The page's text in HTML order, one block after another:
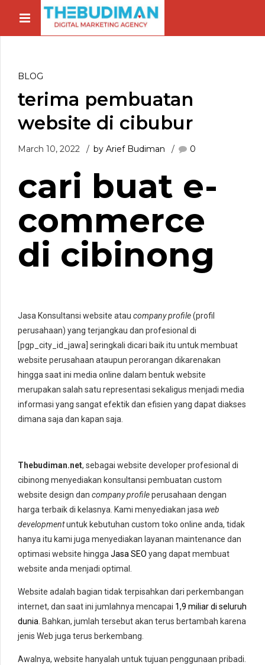
BLOG
terima pembuatan
website di cibubur
March 10, 2022 by Arief Budiman 0
cari buat e-
commerce
di cibinong
Jasa Konsultansi website atau company profile(profil
perusahaan) yang terjangkau dan profesional di
[pgp_city_id_jawa] seringkali dicari baik itu untuk membuat
website perusahaan ataupun perorangan dikarenakan
hingga saat ini media online dalam bentuk website
merupakan salah satu representasi sekaligus menjadi media
informasi yang sangat efektik dan efisien yang dapat diakses
dimana saja dan kapan saja.
Thebudiman.net, sebagai website developer profesional di
cibinong menyediakan konsultansi pembuatan custom
website design dan company profileperusahaan dengan
harga terbaik di kelasnya. Kami menyediakan jasa web
developmentuntuk kebutuhan custom toko online anda, tidak
hanya itu kami juga menyediakan layanan maintenance dan
optimasi website hingga Jasa SEO yang dapat membuat
website anda menjadi optimal.
Website adalah bagian tidak terpisahkan dari perkembangan
internet, dan saat ini jumlahnya mencapai 1,9 miliar di seluruh
dunia . Bahkan, jumlah tersebut akan terus bertambah karena
jenis Web juga terus berkembang.
Awalnya, website hanyalah untuk tujuan penggunaan pribadi.